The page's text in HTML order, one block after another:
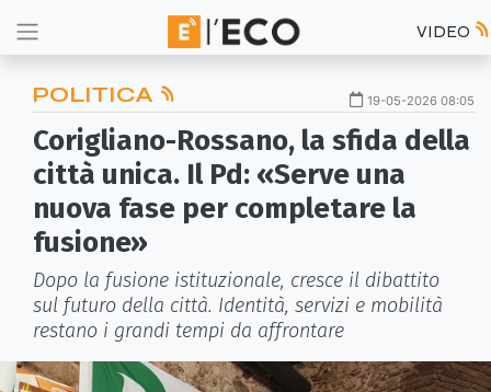
VIDEO
POLITICA 19-05-2026 08:05
Corigliano-Rossano, la sfida della
città unica. Il Pd: «Serve una
nuova fase per completare la
fusione»
Dopo la fusione istituzionale, cresce il dibattito
sul futuro della città. Identità, servizi e mobilità
restano i grandi tempi da affrontare